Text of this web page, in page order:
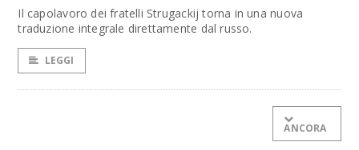
Il capolavoro dei fratelli Strugackij torna in una nuova
traduzione integrale direttamente dal russo.
LEGGI
ANCORA